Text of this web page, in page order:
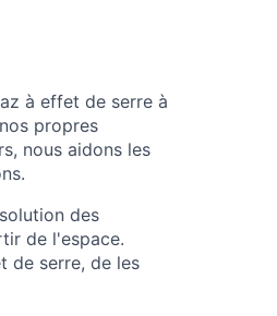
à effet de serre à
propres
nous aidons les
des
de l'espace.
de serre, de les